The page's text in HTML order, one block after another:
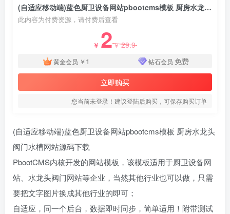
(自适应移动端)蓝色厨卫设备网站pbootcms模板 厨房水龙头阀门水槽网站源码下载
此内容为付费资源，请付费后查看
￥ 2￥29.9
黄金会员 ￥ 1 钻石会员 免费
立即购买
您当前未登录！建议登陆后购买，可保存购买订单
(自适应移动端)蓝色厨卫设备网站pbootcms模板 厨房水龙头
阀门水槽网站源码下载
PbootCMS内核开发的网站模板，该模板适用于厨卫设备网
站、水龙头阀门网站等企业，当然其他行业也可以做，只需
要把文字图片换成其他行业的即可；
自适应，同一个后台，数据即时同步，简单适用！附带测试